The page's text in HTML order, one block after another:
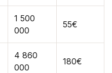
1 500
000
55€
4 860
000
180€